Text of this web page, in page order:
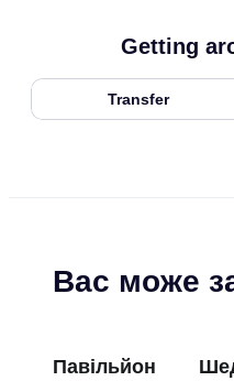
Getting
Transfer
Вас може
Павільйон